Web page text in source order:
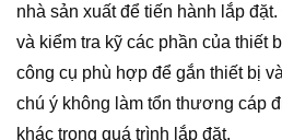
nhà sản xuất để tiến hành lắp
và kiểm tra kỹ các phần của thiết
công cụ phù hợp để gắn thiết bị
chú ý không làm tổn thương cáp
khác trong quá trình lắp đặt.